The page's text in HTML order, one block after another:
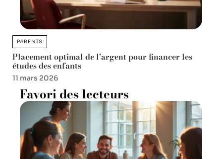
PARENTS
Placement optimal de l’argent pour financer les
études des enfants
11 mars 2026
Favori des lecteurs